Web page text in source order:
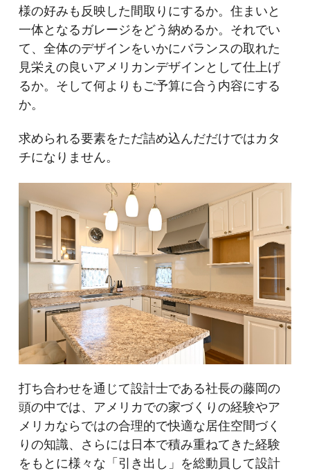
様の好みも反映した間取りにするか。住まいと
一体となるガレージをどう納めるか。それでい
て、全体のデザインをいかにバランスの取れた
見栄えの良いアメリカンデザインとして仕上げ
るか。そして何よりもご予算に合う内容にする
か。
求められる要素をただ詰め込んだだけではカタ
チになりません。
打ち合わせを通じて設計士である社長の藤岡の
頭の中では、アメリカでの家づくりの経験やア
メリカならではの合理的で快適な居住空間づく
りの知識、さらには日本で積み重ねてきた経験
をもとに様々な「引き出し」を総動員して設計